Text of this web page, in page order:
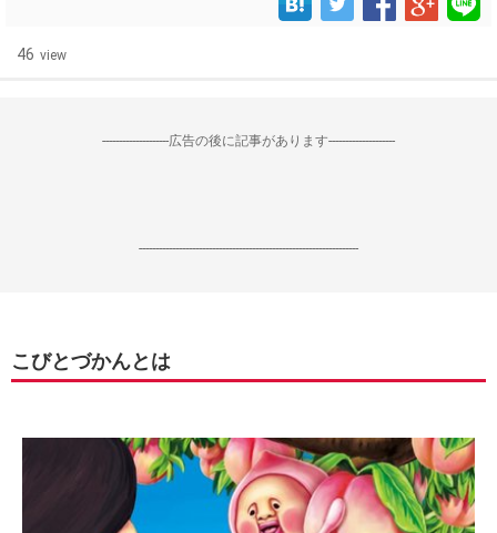
46 view
--------------------広告の後に記事があります--------------------
------------------------------------------------------------------
こびとづかんとは